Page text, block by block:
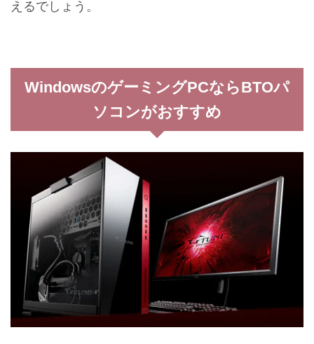
えるでしょう。
WindowsのゲーミングPCならBTOパ
ソコンがおすすめ